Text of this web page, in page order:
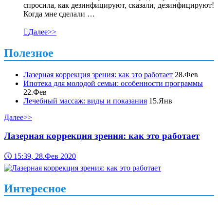
спросила, как дезинфицируют, сказали, дезинфицируют!
Когда мне сделали …
Далее>>
Полезное
Лазерная коррекция зрения: как это работает 28.Фев
Ипотека для молодой семьи: особенности программы
22.Фев
Лечебный массаж: виды и показания 15.Янв
Далее>>
Лазерная коррекция зрения: как это работает
🕔 15:39, 28.Фев 2020
Интересное